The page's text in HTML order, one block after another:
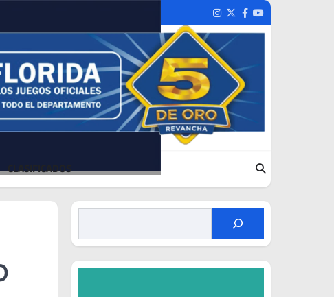
Instagram
TwitterFacebook
Youtube
CLASIFICADOS